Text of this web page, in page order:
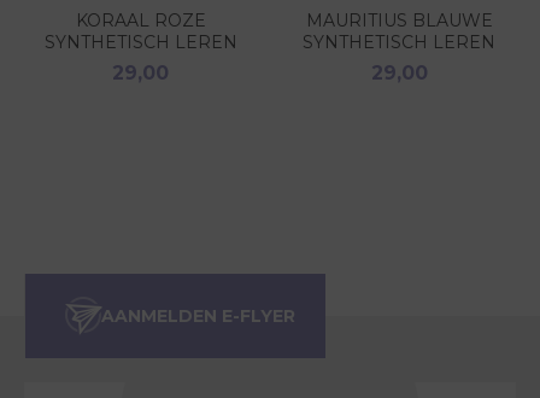
KORAAL ROZE
SYNTHETISCH LEREN
COVER BGC421P
29,00
MAURITIUS BLAUWE
SYNTHETISCH LEREN
COVER BGC423P
29,00